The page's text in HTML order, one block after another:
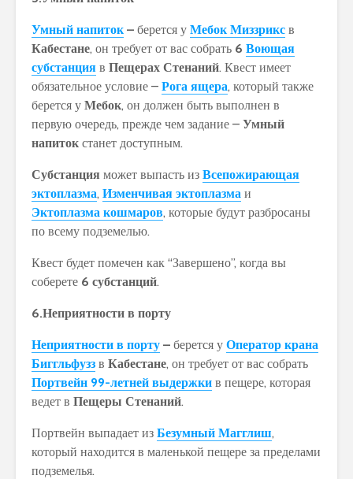
Умный напиток – берется у Мебок Миззрикс в
Кабестане, он требует от вас собрать 6 Воющая
субстанция в Пещерах Стенаний. Квест имеет
обязательное условие – Рога ящера, который также
берется у Мебок, он должен быть выполнен в
первую очередь, прежде чем задание – Умный
напиток станет доступным.
Субстанция может выпасть из Всепожирающая
эктоплазма, Изменчивая эктоплазма и
Эктоплазма кошмаров, которые будут разбросаны
по всему подземелью.
Квест будет помечен как “Завершено”, когда вы
соберете 6 субстанций.
6.Неприятности в порту
Неприятности в порту – берется у Оператор крана
Биггльфузз в Кабестане, он требует от вас собрать
Портвейн 99-летней выдержки в пещере, которая
ведет в Пещеры Стенаний.
Портвейн выпадает из Безумный Магглиш,
который находится в маленькой пещере за пределами
подземелья.